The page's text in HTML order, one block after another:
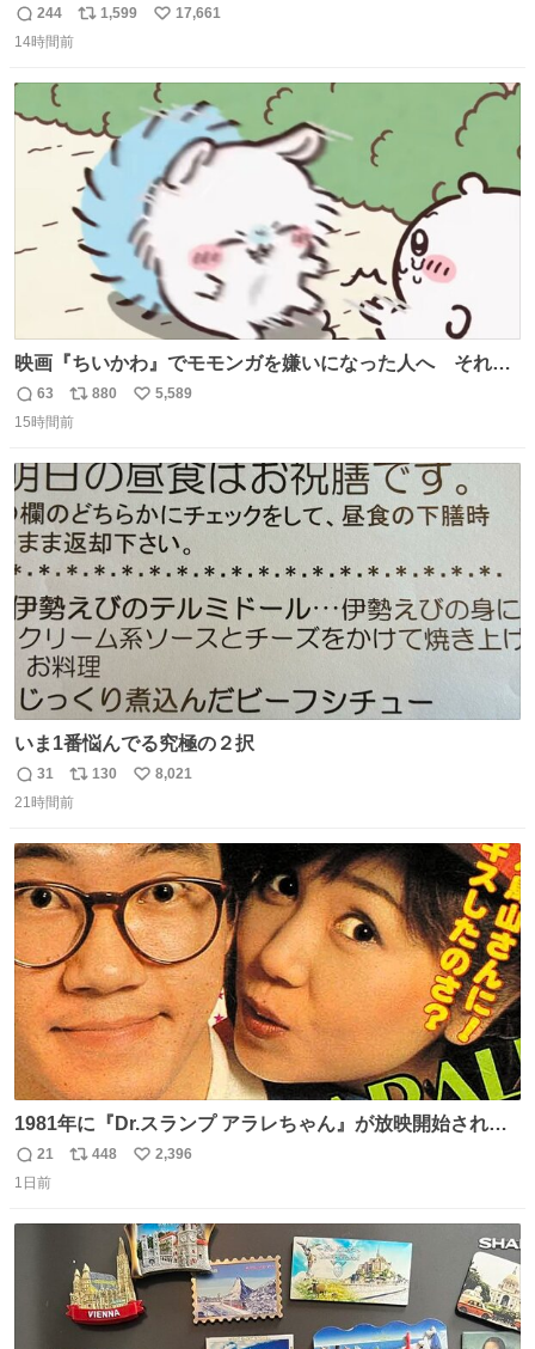
た！よかったーーー！ファーストぼこぼこ自分じゃなく
て！これで第二波いつでもいけます！！！✌️いやーほっと
は乾燥パスタに負けます。豆腐くらいやわやわです。
返
信
244
リ
数
1,599
い
数
17,661
14時間前
映画『ちいかわ』でモモンガを嫌いになった人へ それで
も愛される理由と可能性 kai-you.net/article/96186 『映画
ちいかわ 人魚の島のひみつ』を3回観て、原作も追ってい
す。ちいかわ初心者向けです🖊
返
信
63
リ
ポ
ト
数
880
い
数
5,589
15時間前
いま1番悩んでる究極の２択
返
信
31
リ
ポ
ト
数
130
い
数
8,021
21時間前
1981年に『Dr.スランプ アラレちゃん』が放映開始された
直後の鳥山明さんと、小山茉美さんです。
返
信
21
リ
数
448
い
数
2,396
1日前